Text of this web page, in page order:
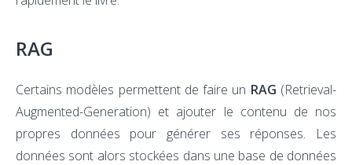
RAG
Certains modèles permettent de faire un RAG (Retrieval-
Augmented-Generation) et ajouter le contenu de nos
propres données pour générer ses réponses. Les
données sont alors stockées dans une base de données